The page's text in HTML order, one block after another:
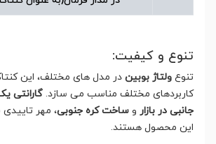
تنوع و کیفیت:
تنوع ولتاژ بوبین در مدل های مختلف، این
کاربردهای مختلف مناسب می سازد. گارانتی
جانبی در بازار و ساخت کره جنوبی، مهر
این محصول هستند.